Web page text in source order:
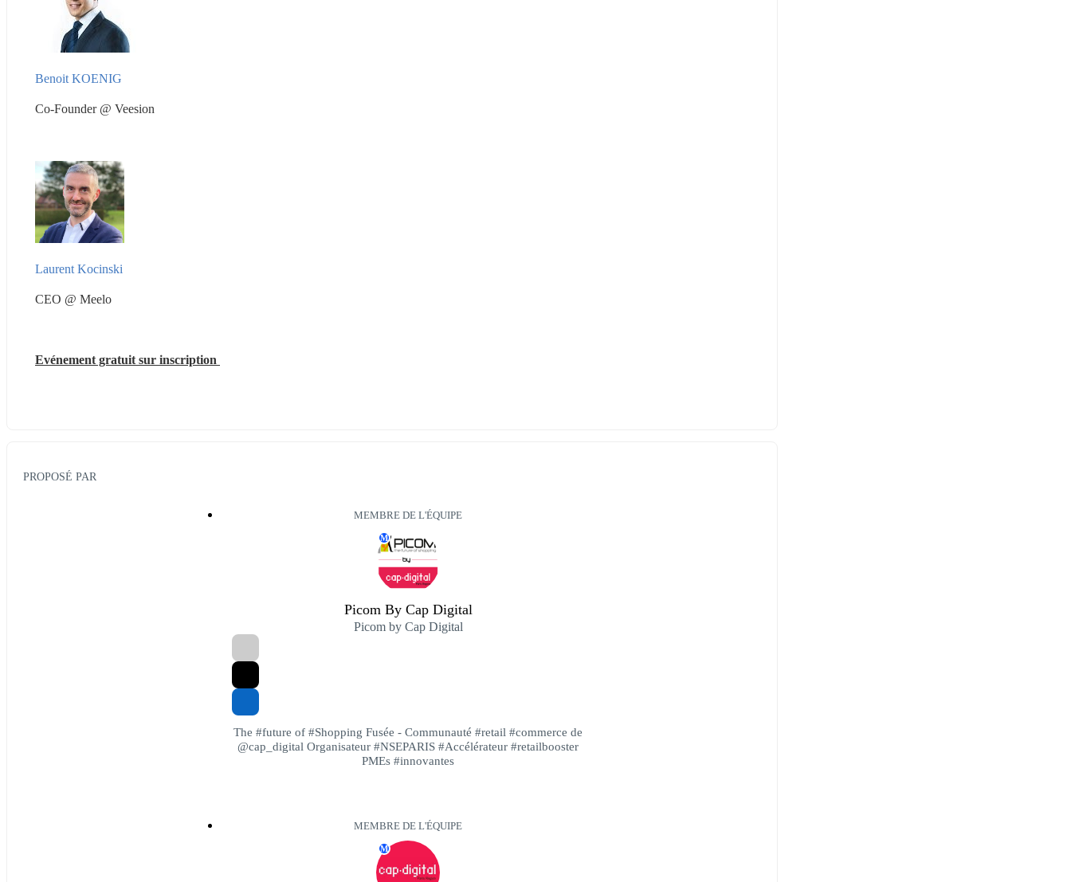
Benoit KOENIG
Co-Founder @ Veesion
Laurent Kocinski
CEO @ Meelo
Evénement gratuit sur inscription
PROPOSÉ PAR
MEMBRE DE L'ÉQUIPE
M
Picom By Cap Digital
Picom by Cap Digital
The #future of #Shopping Fusée - Communauté #retail #commerce de
@cap_digital Organisateur #NSEPARIS #Accélérateur #retailbooster
PMEs #innovantes
MEMBRE DE L'ÉQUIPE
M